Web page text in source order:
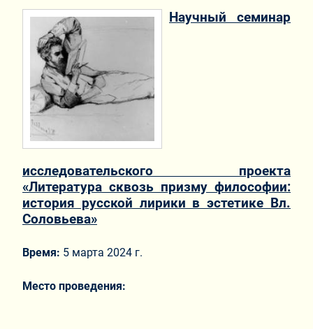
Научный семинар
исследовательского проекта
«Литература сквозь призму философии:
история русской лирики в эстетике Вл.
Соловьева»
Время: 5 марта 2024 г.
Место проведения: